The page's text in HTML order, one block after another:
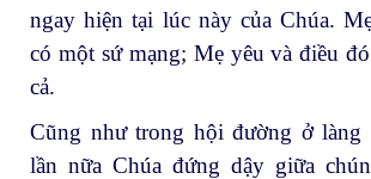
ngay hiện tại lúc này của Chúa.
có một sứ mạng; Mẹ yêu và điều
cả.
Cũng như trong hội đường ở làng
lần nữa Chúa đứng dậy giữa